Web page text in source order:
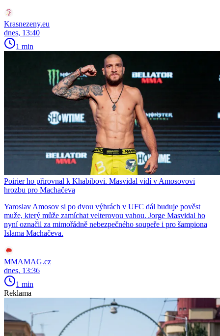
Krasnezeny.eu
dnes, 13:40
1 min
Poirier ho přirovnal k Khabibovi. Masvidal vidí v Amosovovi
hrozbu pro Machačeva
Yaroslav Amosov si po dvou výhrách v UFC dál buduje pověst
muže, který může zamíchat velterovou vahou. Jorge Masvidal ho
nyní označil za mimořádně nebezpečného soupeře i pro šampiona
Islama Machačeva.
MMAMAG.cz
dnes, 13:36
1 min
Reklama